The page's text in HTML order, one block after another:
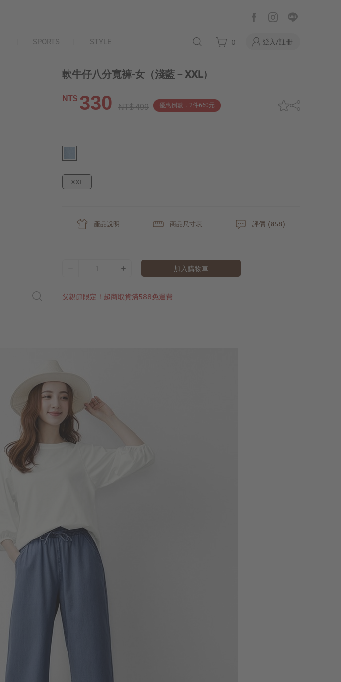
SPORTS STYLE 0 登入/註冊
軟牛仔八分寬褲-女 （淺藍－XXL）
NT$ 330 NT$ 499 優惠倒數．2件660元
XXL
產品說明 商品尺寸表 評價 (858)
1 加入購物車
父親節限定！超商取貨滿588免運費
330